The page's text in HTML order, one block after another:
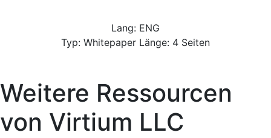
Lang: ENG
Typ: Whitepaper Länge: 4 Seiten
Weitere Ressourcen
von Virtium LLC